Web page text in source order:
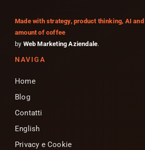
Made with strategy, product thinking, AI
amount of coffee
by Web Marketing Aziendale.
NAVIGA
Home
Blog
Contatti
English
Privacy e Cookie